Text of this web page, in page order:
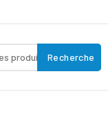
Recherche